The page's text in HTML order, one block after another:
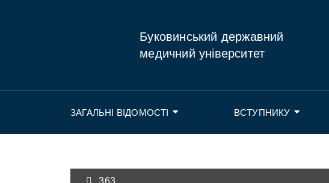
Буковинський державний
медичний університет
ЗАГАЛЬНІ ВІДОМОСТІ ВСТУПНИКУ
363